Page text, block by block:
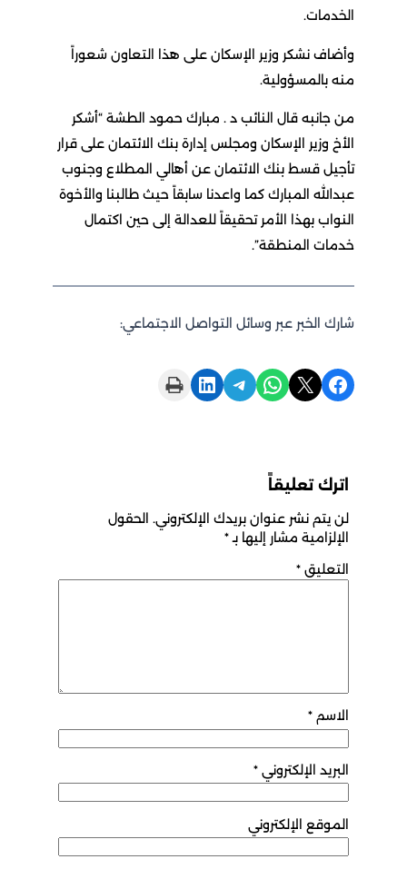
الخدمات.
وأضاف نشكر وزير الإسكان على هذا التعاون شعوراً
منه بالمسؤولية.
من جانبه قال النائب د . مبارك حمود الطشة “أشكر
الأخ وزير الإسكان ومجلس إدارة بنك الائتمان على قرار
تأجيل قسط بنك الائتمان عن أهالي المطلاع وجنوب
عبدالله المبارك كما واعدنا سابقاً حيث طالبنا والأخوة
النواب بهذا الأمر تحقيقاً للعدالة إلى حين اكتمال
خدمات المنطقة”.
شارك الخبر عبر وسائل التواصل الاجتماعي:
Share on Facebook
Share on X
Share on WhatsApp
Share on Telegram
Share on LinkedIn
Print this Page
اترك تعليقاً
لن يتم نشر عنوان بريدك الإلكتروني. الحقول
الإلزامية مشار إليها بـ *
التعليق*
الاسم*
البريد الإلكتروني *
الموقع الإلكتروني